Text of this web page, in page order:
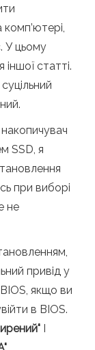
У цьому
статті.
SSD, я
при виборі
не
привід у
якщо ви
в BIOS.
І